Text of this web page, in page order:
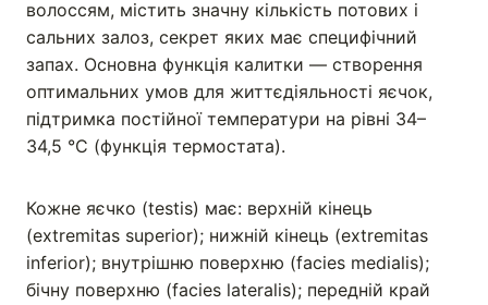
волоссям, містить значну кількість потових і
сальних залоз, секрет яких має специфічний
запах. Основна функція калитки — створення
оптимальних умов для життєдіяльності яєчок,
підтримка постійної температури на рівні 34–
34,5 °С (функція термостата).
Кожне яєчко (testis) має: верхній кінець
(extremitas superior); нижній кінець (extremitas
inferior); внутрішню поверхню (facies medialis);
бічну поверхню (facies lateralis); передній край